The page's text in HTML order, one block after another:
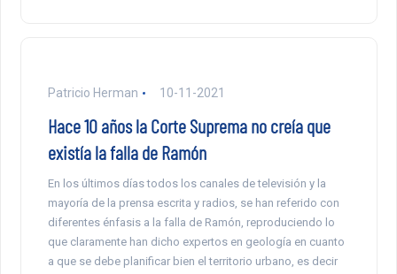
Patricio Herman 10-11-2021
Hace 10 años la Corte Suprema no creía que
existía la falla de Ramón
En los últimos días todos los canales de televisión y la
mayoría de la prensa escrita y radios, se han referido con
diferentes énfasis a la falla de Ramón, reproduciendo lo
que claramente han dicho expertos en geología en cuanto
a que se debe planificar bien el territorio urbano, es decir